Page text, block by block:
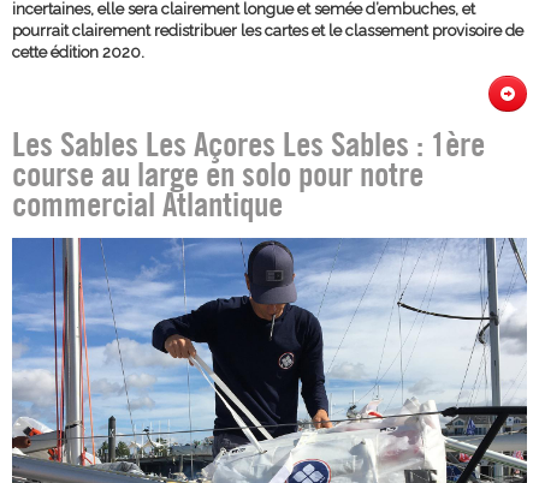
incertaines, elle sera clairement longue et semée d’embuches, et
pourrait clairement redistribuer les cartes et le classement provisoire de
cette édition 2020.
Les Sables Les Açores Les Sables : 1ère
course au large en solo pour notre
commercial Atlantique